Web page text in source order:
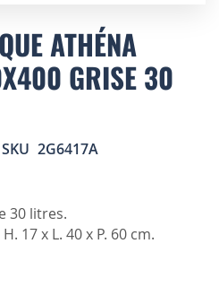
ATHÉNA
GRISE 30
SKU 2G6417A
30 litres.
17 x L. 40 x P. 60 cm.